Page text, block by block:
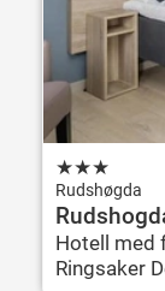
★★★
Rudshøgda
Hotell med
Ringsaker